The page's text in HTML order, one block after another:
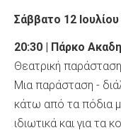
Σάββατο 12
20:30 | Πάρκο
Θεατρική παράσταση
Μια παράσταση -
κάτω από τα πόδια
ιδιωτικά και για τα